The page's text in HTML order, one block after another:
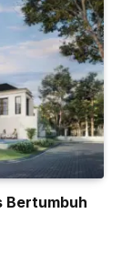
Bertumbuh